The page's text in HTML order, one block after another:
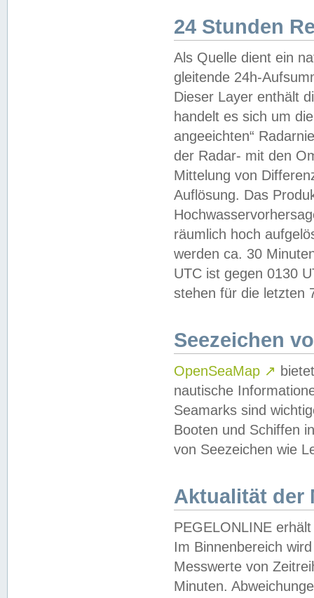
24 Stunden
Als Quelle dient ein
gleitende 24h-
Dieser Layer enthält
handelt es sich um
angeeichten“
der Radar- mit den
Mittelung von
Auflösung. Das
räumlich hoch
werden ca. 30
UTC ist gegen 0130
stehen für die letzten
Seezeichen
OpenSeaMap ↗
nautische
Seamarks sind
Booten und Schiffen
von Seezeichen wie
Aktualität der
PEGELONLINE
Im Binnenbereich
Messwerte von
Minuten.